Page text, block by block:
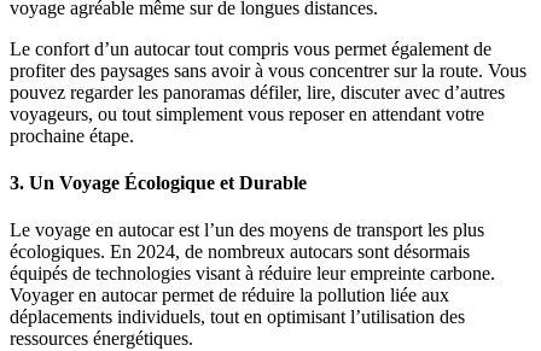
voyage agréable même sur de longues distances.
Le confort d’un autocar tout compris vous permet également de
profiter des paysages sans avoir à vous concentrer sur la route. Vous
pouvez regarder les panoramas défiler, lire, discuter avec d’autres
voyageurs, ou tout simplement vous reposer en attendant votre
prochaine étape.
3. Un Voyage Écologique et Durable
Le voyage en autocar est l’un des moyens de transport les plus
écologiques. En 2024, de nombreux autocars sont désormais
équipés de technologies visant à réduire leur empreinte carbone.
Voyager en autocar permet de réduire la pollution liée aux
déplacements individuels, tout en optimisant l’utilisation des
ressources énergétiques.